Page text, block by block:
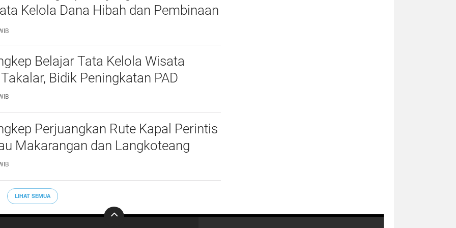
Kelola Dana Hibah dan Pembinaan
Belajar Tata Kelola Wisata
Bidik Peningkatan PAD
Perjuangkan Rute Kapal Perintis
Makarangan dan Langkoteang
LIHAT SEMUA